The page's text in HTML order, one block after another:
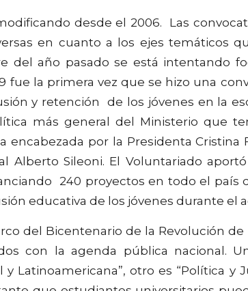
desde el 2006. Las
en cuanto a los ejes temáticos
del año pasado se está intentando
fue la primera vez que se hizo una
y retención de los jóvenes en la
más general del Ministerio que
encabezada por la Presidenta
Alberto Sileoni. El Voluntariado
240 proyectos en todo el país
educativa de los jóvenes durante el
del Bicentenario de la Revolución
con la agenda pública nacional.
y Latinoamericana”, otro es “Política y